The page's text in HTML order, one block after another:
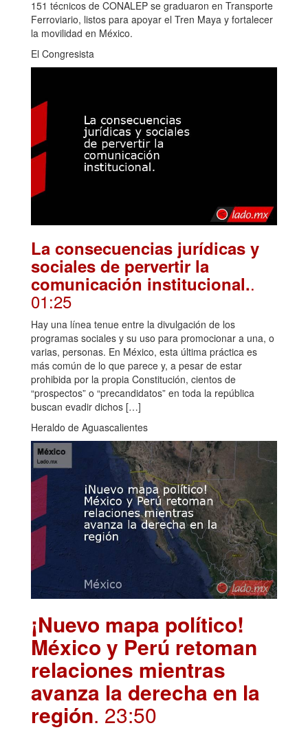
151 técnicos de CONALEP se graduaron en Transporte
Ferroviario, listos para apoyar el Tren Maya y fortalecer
la movilidad en México.
El Congresista
La consecuencias jurídicas y
sociales de pervertir la
comunicación institucional..
01:25
Hay una línea tenue entre la divulgación de los
programas sociales y su uso para promocionar a una, o
varias, personas. En México, esta última práctica es
más común de lo que parece y, a pesar de estar
prohibida por la propia Constitución, cientos de
“prospectos” o “precandidatos” en toda la república
buscan evadir dichos […]
Heraldo de Aguascalientes
¡Nuevo mapa político!
México y Perú retoman
relaciones mientras
avanza la derecha en la
región. 23:50